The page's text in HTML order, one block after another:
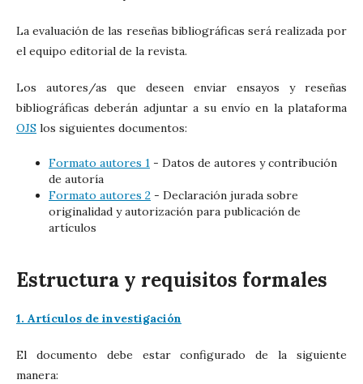
La evaluación de las reseñas bibliográficas será realizada por
el equipo editorial de la revista.
Los autores/as que deseen enviar ensayos y reseñas
bibliográficas deberán adjuntar a su envío en la plataforma
OJS los siguientes documentos:
Formato autores 1 - Datos de autores y contribución
de autoría
Formato autores 2 - Declaración jurada sobre
originalidad y autorización para publicación de
artículos
Estructura y requisitos formales
1. Artículos de investigación
El documento debe estar configurado de la siguiente
manera: